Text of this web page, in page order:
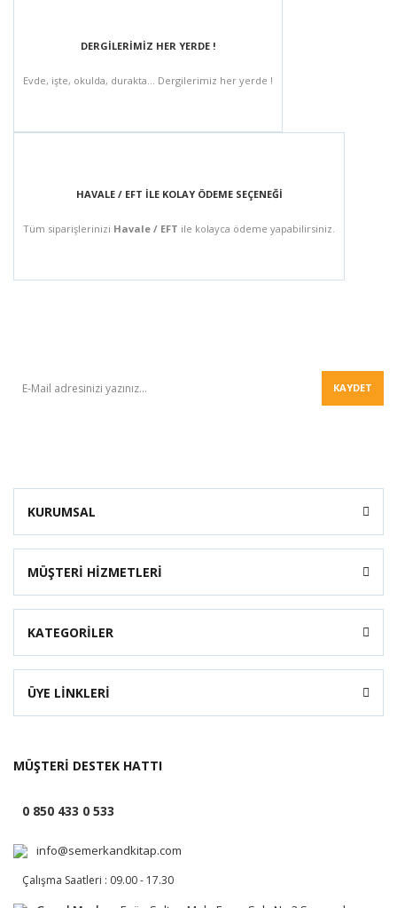
DERGİLERİMİZ HER YERDE !
Evde, işte, okulda, durakta... Dergilerimiz her yerde !
HAVALE / EFT İLE KOLAY ÖDEME SEÇENEĞİ
Tüm siparişlerinizi Havale / EFT ile kolayca ödeme yapabilirsiniz.
KAYDET
KURUMSAL
MÜŞTERİ HİZMETLERİ
KATEGORİLER
ÜYE LİNKLERİ
MÜŞTERİ DESTEK HATTI
0 850 433 0 533
info@semerkandkitap.com
Çalışma Saatleri : 09.00 - 17.30